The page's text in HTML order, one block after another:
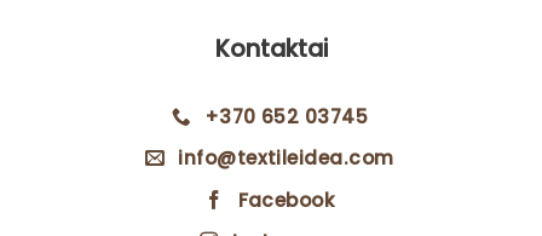
Kontaktai
+370 652 03745
info@textileidea.com
Facebook